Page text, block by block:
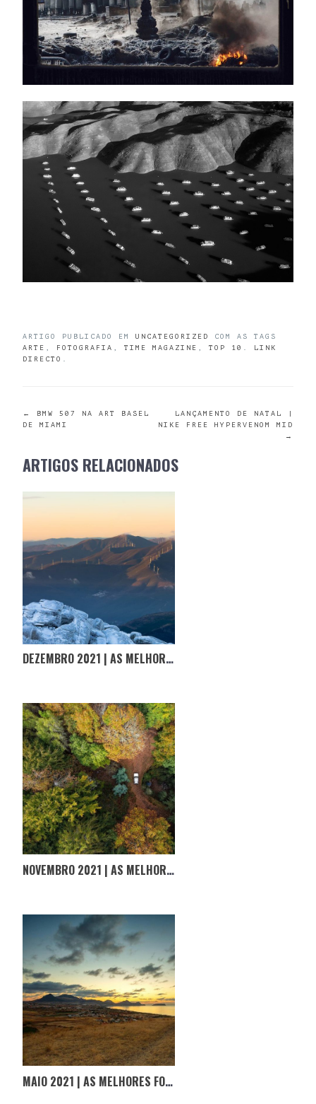
ARTIGO PUBLICADO EM UNCATEGORIZED
COM AS TAGS
ARTE
FOTOGRAFIA TIME MAGAZINE TOP 10
LINK
DIRECTO
POST
NAVIGATION
←
BMW 507 NA ART BASEL
DE MIAMI
LANÇAMENTO DE NATAL |
NIKE FREE HYPERVENOM MID
→
ARTIGOS RELACIONADOS
DEZEMBRO 2021 | AS MELHORES FOTOGRAFIAS D’#OPORTUGALINCRIVEL
NOVEMBRO 2021 | AS MELHORES FOTOGRAFIAS D’#OPORTUGALINCRIVEL
MAIO 2021 | AS MELHORES FOTOGRAFIAS D’#OPORTUGALINCRIVEL